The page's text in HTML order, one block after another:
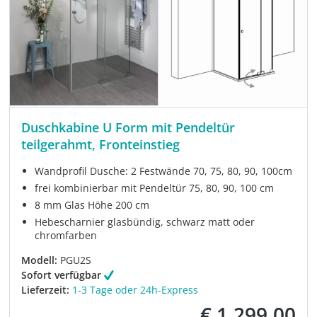
Duschkabine U Form mit Pendeltür
teilgerahmt, Fronteinstieg
Wandprofil Dusche: 2 Festwände 70, 75, 80, 90, 100cm
frei kombinierbar mit Pendeltür 75, 80, 90, 100 cm
8 mm Glas Höhe 200 cm
Hebescharnier glasbündig, schwarz matt oder
chromfarben
Modell: PGU2S
Sofort verfügbar
Lieferzeit: 1-3 Tage oder 24h-Express
Verkaufspreis: